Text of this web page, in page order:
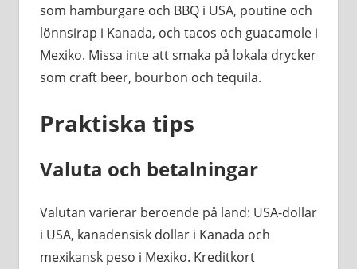
som hamburgare och BBQ i USA, poutine och
lönnsirap i Kanada, och tacos och guacamole i
Mexiko. Missa inte att smaka på lokala drycker
som craft beer, bourbon och tequila.
Praktiska tips
Valuta och betalningar
Valutan varierar beroende på land: USA-dollar
i USA, kanadensisk dollar i Kanada och
mexikansk peso i Mexiko. Kreditkort